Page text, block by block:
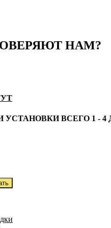
НАМ?
УСТАНОВКИ ВСЕГО 1 - 4